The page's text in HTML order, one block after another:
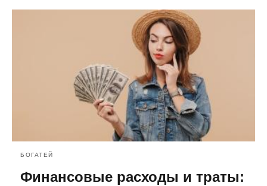
БОГАТЕЙ
Финансовые расходы и траты: